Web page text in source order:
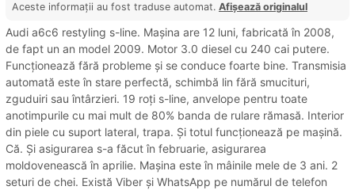
Aceste informații au fost traduse automat. Afișează originalul
Audi a6c6 restyling s-line. Mașina are 12 luni, fabricată în 2008,
de fapt un an model 2009. Motor 3.0 diesel cu 240 cai putere.
Funcționează fără probleme și se conduce foarte bine. Transmisia
automată este în stare perfectă, schimbă lin fără smucituri,
zguduiri sau întârzieri. 19 roți s-line, anvelope pentru toate
anotimpurile cu mai mult de 80% banda de rulare rămasă. Interior
din piele cu suport lateral, trapa. Și totul funcționează pe mașină.
Că. Și asigurarea s-a făcut în februarie, asigurarea
moldovenească în aprilie. Mașina este în mâinile mele de 3 ani. 2
seturi de chei. Există Viber și WhatsApp pe numărul de telefon